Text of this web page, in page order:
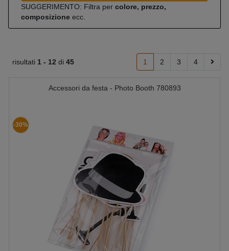
SUGGERIMENTO: Filtra per colore, prezzo,
composizione ecc.
risultati 1 - 12 di 45 1 2 3 4
Accessori da festa - Photo Booth 780893
-30%